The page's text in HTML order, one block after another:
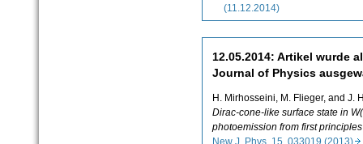
(11.12.2014)
12.05.2014: Artikel wurde
Journal of Physics
H. Mirhosseini, M. Flieger, and J.
Dirac-cone-like surface state in
photoemission from first principles
New J. Phys. 15, 033019 (2013)